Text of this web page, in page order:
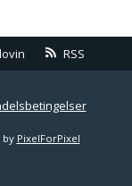
RSS
by PixelForPixel